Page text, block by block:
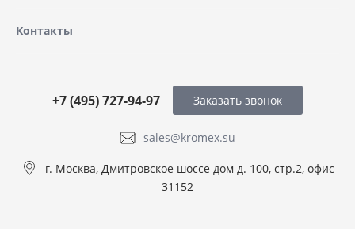
Контакты
sales@kromex.su
+7 (495) 727-94-97
г. Москва, Дмитровское шоссе дом д. 100, стр.2, офис
31152
Заказать звонок